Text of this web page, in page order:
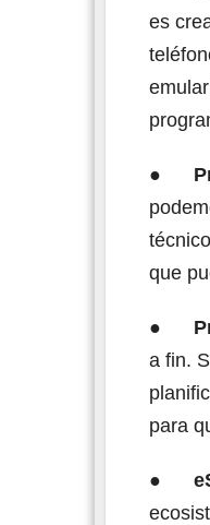
es
●
que
●
a fin.
para
●